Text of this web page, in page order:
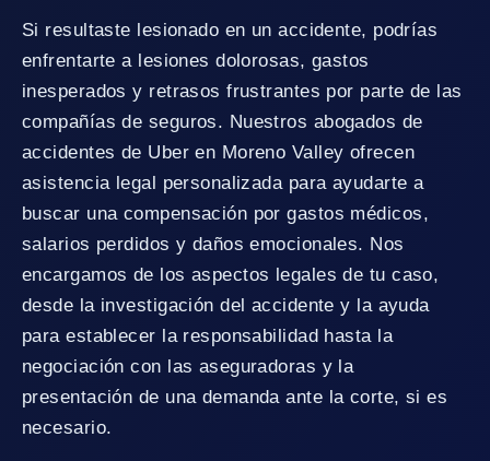
Si resultaste lesionado en un accidente, podrías
enfrentarte a lesiones dolorosas, gastos
inesperados y retrasos frustrantes por parte de las
compañías de seguros. Nuestros abogados de
accidentes de Uber en Moreno Valley ofrecen
asistencia legal personalizada para ayudarte a
buscar una compensación por gastos médicos,
salarios perdidos y daños emocionales. Nos
encargamos de los aspectos legales de tu caso,
desde la investigación del accidente y la ayuda
para establecer la responsabilidad hasta la
negociación con las aseguradoras y la
presentación de una demanda ante la corte, si es
necesario.